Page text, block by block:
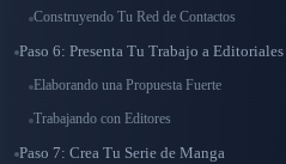
Construyendo Tu Red de Contactos
Paso 6: Presenta Tu Trabajo a Editoriales
Elaborando una Propuesta Fuerte
Trabajando con Editores
Paso 7: Crea Tu Serie de Manga